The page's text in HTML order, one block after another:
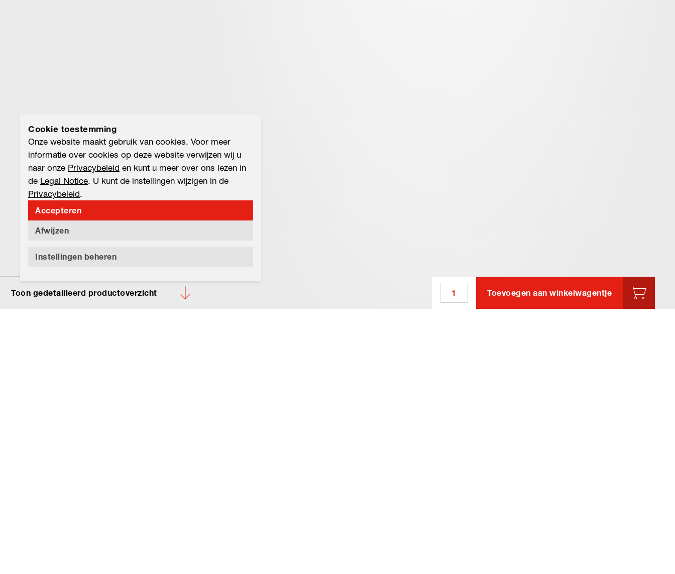
Toon gedetailleerd productoverzicht Toevoegen aan winkelwagentje
Cookie toestemming
Onze website maakt gebruik van cookies. Voor meer
informatie over cookies op deze website verwijzen wij u
naar onze Privacybeleid en kunt u meer over ons lezen in
de Legal Notice. U kunt de instellingen wijzigen in de
Privacybeleid.
Accepteren
Afwijzen
Instellingen beheren